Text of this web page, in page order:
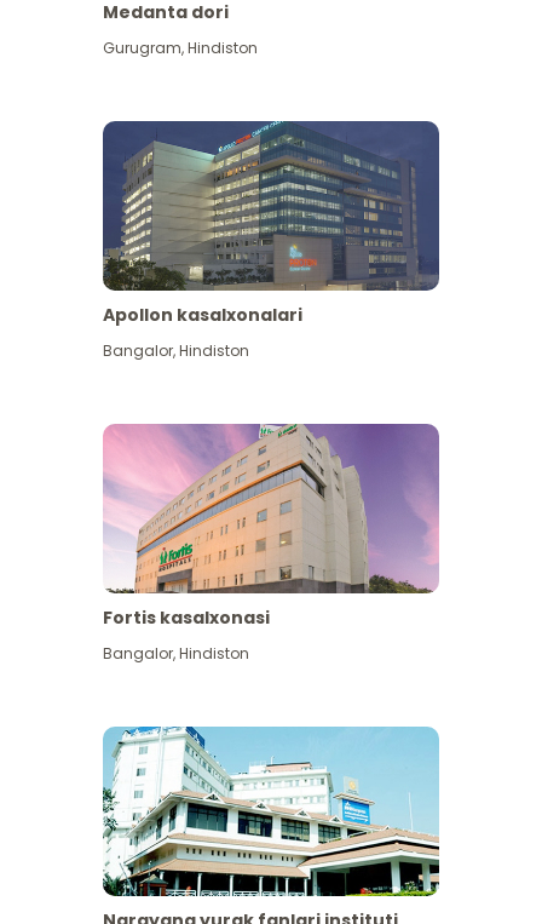
Medanta dori
Gurugram,Hindiston
Apollon kasalxonalari
Bangalor,Hindiston
Fortis kasalxonasi
Bangalor,Hindiston